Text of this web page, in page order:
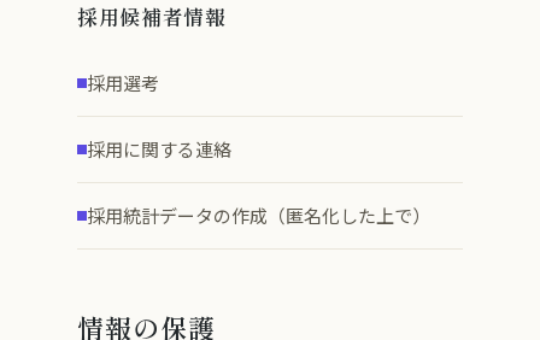
採用候補者情報
採用選考
採用に関する連絡
採用統計データの作成（匿名化した上で）
情報の保護